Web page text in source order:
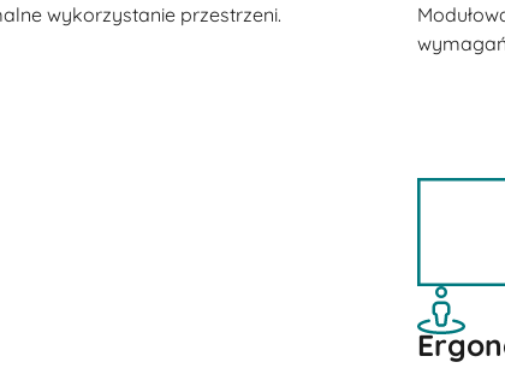
wykorzystanie przestrzeni.